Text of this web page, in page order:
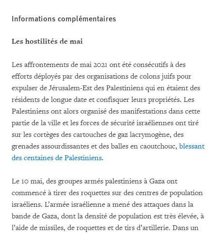
Informations complémentaires
Les hostilités de mai
Les affrontements de mai 2021 ont été consécutifs à des
efforts déployés par des organisations de colons juifs pour
expulser de Jérusalem-Est des Palestiniens qui en étaient des
résidents de longue date et confisquer leurs propriétés. Les
Palestiniens ont alors organisé des manifestations dans cette
partie de la ville et les forces de sécurité israéliennes ont tiré
sur les cortèges des cartouches de gaz lacrymogène, des
grenades assourdissantes et des balles en caoutchouc, blessant
des centaines de Palestiniens.
Le 10 mai, des groupes armés palestiniens à Gaza ont
commencé à tirer des roquettes sur des centres de population
israéliens. L’armée israélienne a mené des attaques dans la
bande de Gaza, dont la densité de population est très élevée, à
l’aide de missiles, de roquettes et de tirs d’artillerie. Dans un